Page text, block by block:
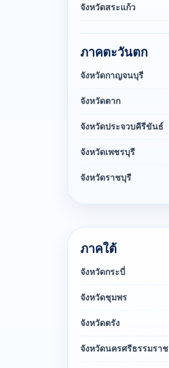
จังหวัดสระแก้ว
ภาคตะวันตก
จังหวัดกาญจนบุรี
จังหวัดตาก
จังหวัดประจวบคีรีขันธ์
จังหวัดเพชรบุรี
จังหวัดราชบุรี
ภาคใต้
จังหวัดกระบี่
จังหวัดชุมพร
จังหวัดตรัง
จังหวัดนครศรีธรรมราช